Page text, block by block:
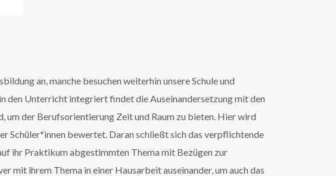
an, manche besuchen weiterhin unsere Schule und
den Unterricht integriert findet die Auseinandersetzung mit den
der Berufsorientierung Zeit und Raum zu bieten. Hier wird
Schüler*innen bewertet. Daran schließt sich das verpflichtende
ihr Praktikum abgestimmten Thema mit Bezügen zur
mit ihrem Thema in einer Hausarbeit auseinander, um auch das